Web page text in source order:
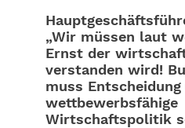
„Wir müssen laut
Ernst der
verstanden wird!
muss
wettbewerbsfähige
Wirtschaftspolitik